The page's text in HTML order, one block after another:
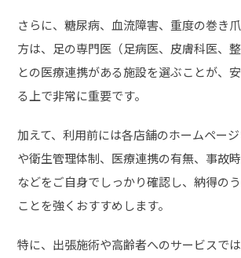
さらに、糖尿病、血流障害、重度の巻き
方は、足の専門医（足病医、皮膚科医、整
との医療連携がある施設を選ぶことが、
る上で非常に重要です。
加えて、利用前には各店舗のホームペー
や衛生管理体制、医療連携の有無、事故
などをご自身でしっかり確認し、納得の
ことを強くおすすめします。
特に、出張施術や高齢者へのサービスで